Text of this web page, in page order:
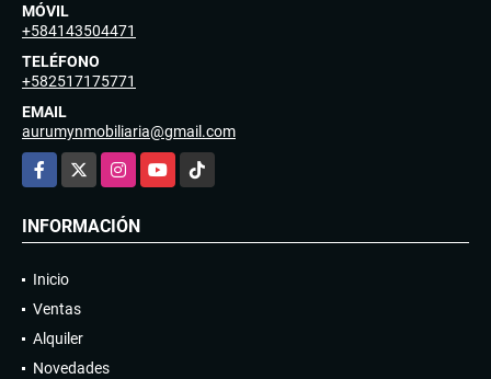
MÓVIL
+584143504471
TELÉFONO
+582517175771
EMAIL
aurumynmobiliaria@gmail.com
Facebook
InstagramYouTubeTikTok
INFORMACIÓN
Inicio
Ventas
Alquiler
Novedades